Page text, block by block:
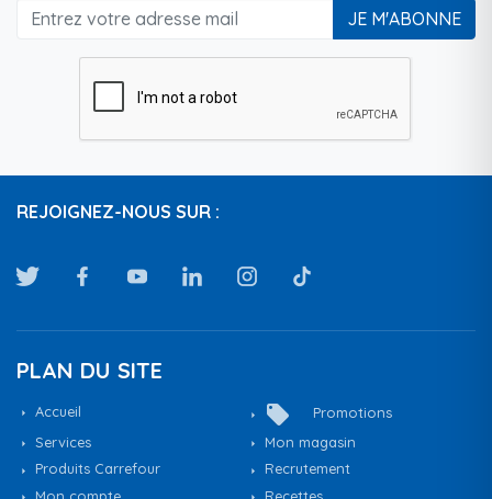
JE M'ABONNE
REJOIGNEZ-NOUS SUR :
PLAN DU SITE
Accueil local_offer
Promotions
Services
Mon magasin
Produits Carrefour
Recrutement
Mon compte
Recettes